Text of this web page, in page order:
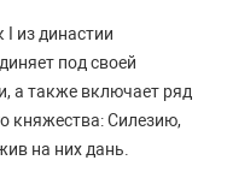
из династии
под своей
а также включает ряд
княжества: Силезию,
на них дань.